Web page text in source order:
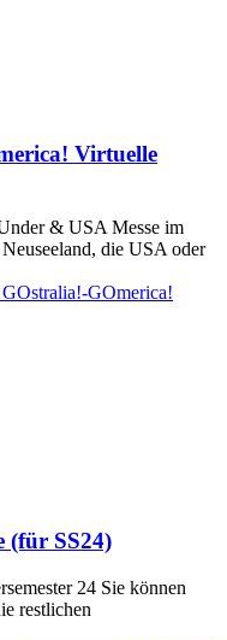
Virtuelle
& USA Messe im
die USA oder
GOmerica!
(für SS24)
24 Sie können
restlichen